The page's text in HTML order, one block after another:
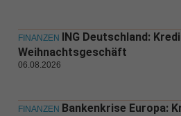
FINANZEN
ING Deutschland:
Weihnachtsgeschäft
06.08.2026
FINANZEN Bankenkrise Europa: